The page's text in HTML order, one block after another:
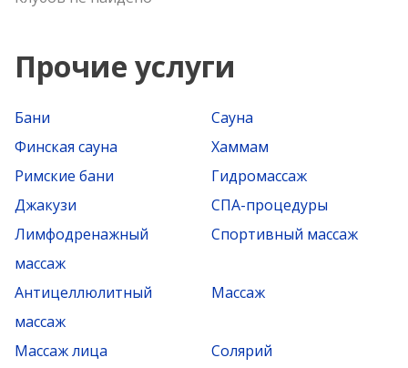
Прочие услуги
Бани
Сауна
Финская сауна
Хаммам
Римские бани
Гидромассаж
Джакузи
СПА-процедуры
Лимфодренажный
массаж
Спортивный массаж
Антицеллюлитный
массаж
Массаж
Массаж лица
Солярий